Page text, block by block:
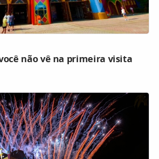
não vê na primeira visita